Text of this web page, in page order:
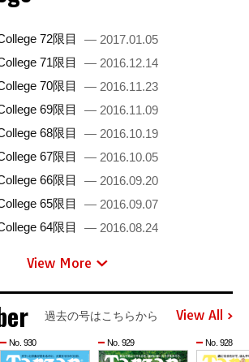
72限目
— 2017.01.05
71限目
— 2016.12.14
70限目
— 2016.11.23
69限目
— 2016.11.09
68限目
— 2016.10.19
67限目
— 2016.10.05
66限目
— 2016.09.20
65限目
— 2016.09.07
64限目
— 2016.08.24
View More
過去の号はこちらから View All
No. 930 No. 929 No. 928